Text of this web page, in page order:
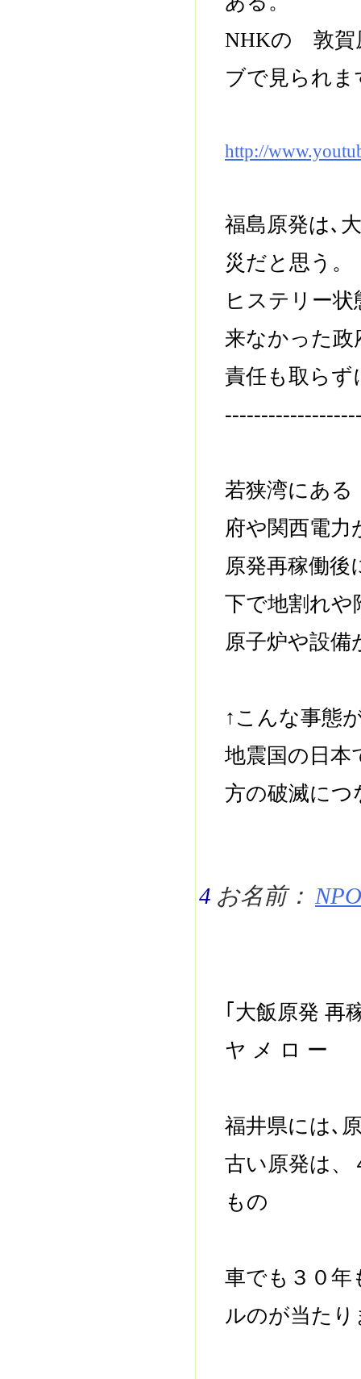
NHKの 敦賀
ブで見られま
http://
福島原発は､
災だと思う。
ヒステリー
来なかった
責任も取ら
若狭湾にあ
府や関西電力
原発再稼働後
下で地割れや
原子炉や設
↑こんな事態
地震国の日本
方の破滅につ
4 お名前：
｢大飯原発
ヤ メ ロ ー
福井県には､
古い原発は
もの
車でも３０年
ルのが当た